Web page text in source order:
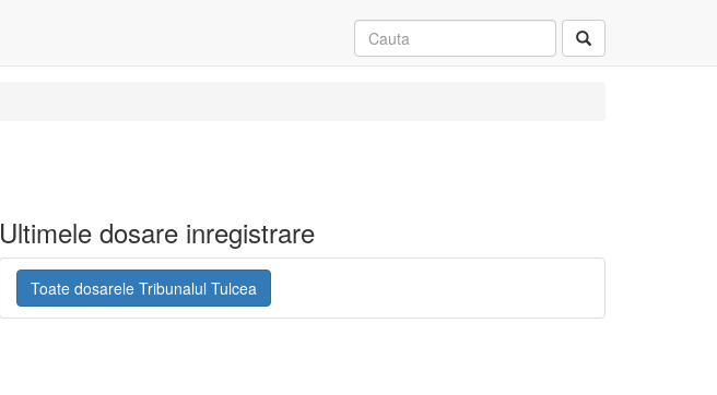
Ultimele dosare inregistrare
Toate dosarele Tribunalul Tulcea